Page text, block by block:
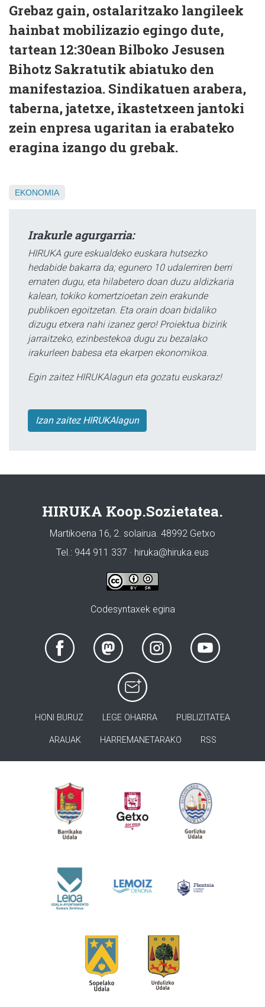
Grebaz gain, ostalaritzako langileek
hainbat mobilizazio egingo dute,
tartean 12:30ean Bilboko Jesusen
Bihotz Sakratutik abiatuko den
manifestazioa. Sindikatuen arabera,
taberna, jatetxe, ikastetxeen jantoki
zein enpresa ugaritan ia erabateko
eragina izango du grebak.
EKONOMIA
Irakurle agurgarria:
HIRUKA gure eskualdeko euskara hutsezko
hedabide bakarra da; egunero 10 udalerriren berri
ematen dugu, eta hilabetero doan duzu aldizkaria
kalean, tokiko komertzioetan zein erakunde
publikoen egoitzetan. Eta orain doan bidaliko
dizugu etxera nahi izanez gero! Proiektua bizirik
jarraitzeko, ezinbestekoa dugu zu bezalako
irakurleen babesa eta ekarpen ekonomikoa.
Egin zaitez HIRUKAlagun eta gozatu euskaraz!
Izan zaitez HIRUKAlagun
HIRUKA Koop.Sozietatea.
Martikoena 16, 2. solairua. 48992 Getxo
Tel.: 944 911 337 · hiruka@hiruka.eus
Codesyntaxek egina
HONI BURUZ LEGE OHARRA PUBLIZITATEA
ARAUAK HARREMANETARAKO RSS